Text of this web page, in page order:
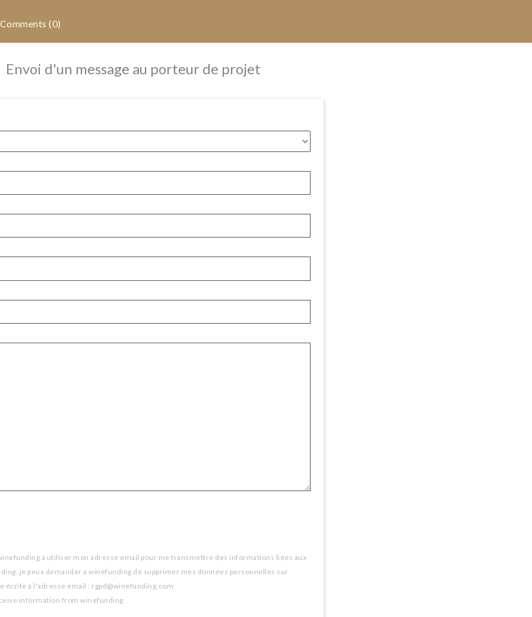
Comments (0)
Envoi d'un message au porteur de projet
à utiliser mon adresse email pour me transmettre des informations liées aux
je peux demander à winefunding de supprimer mes données personnelles sur
écrite à l'adresse email : rgpd@winefunding.com
information from winefunding